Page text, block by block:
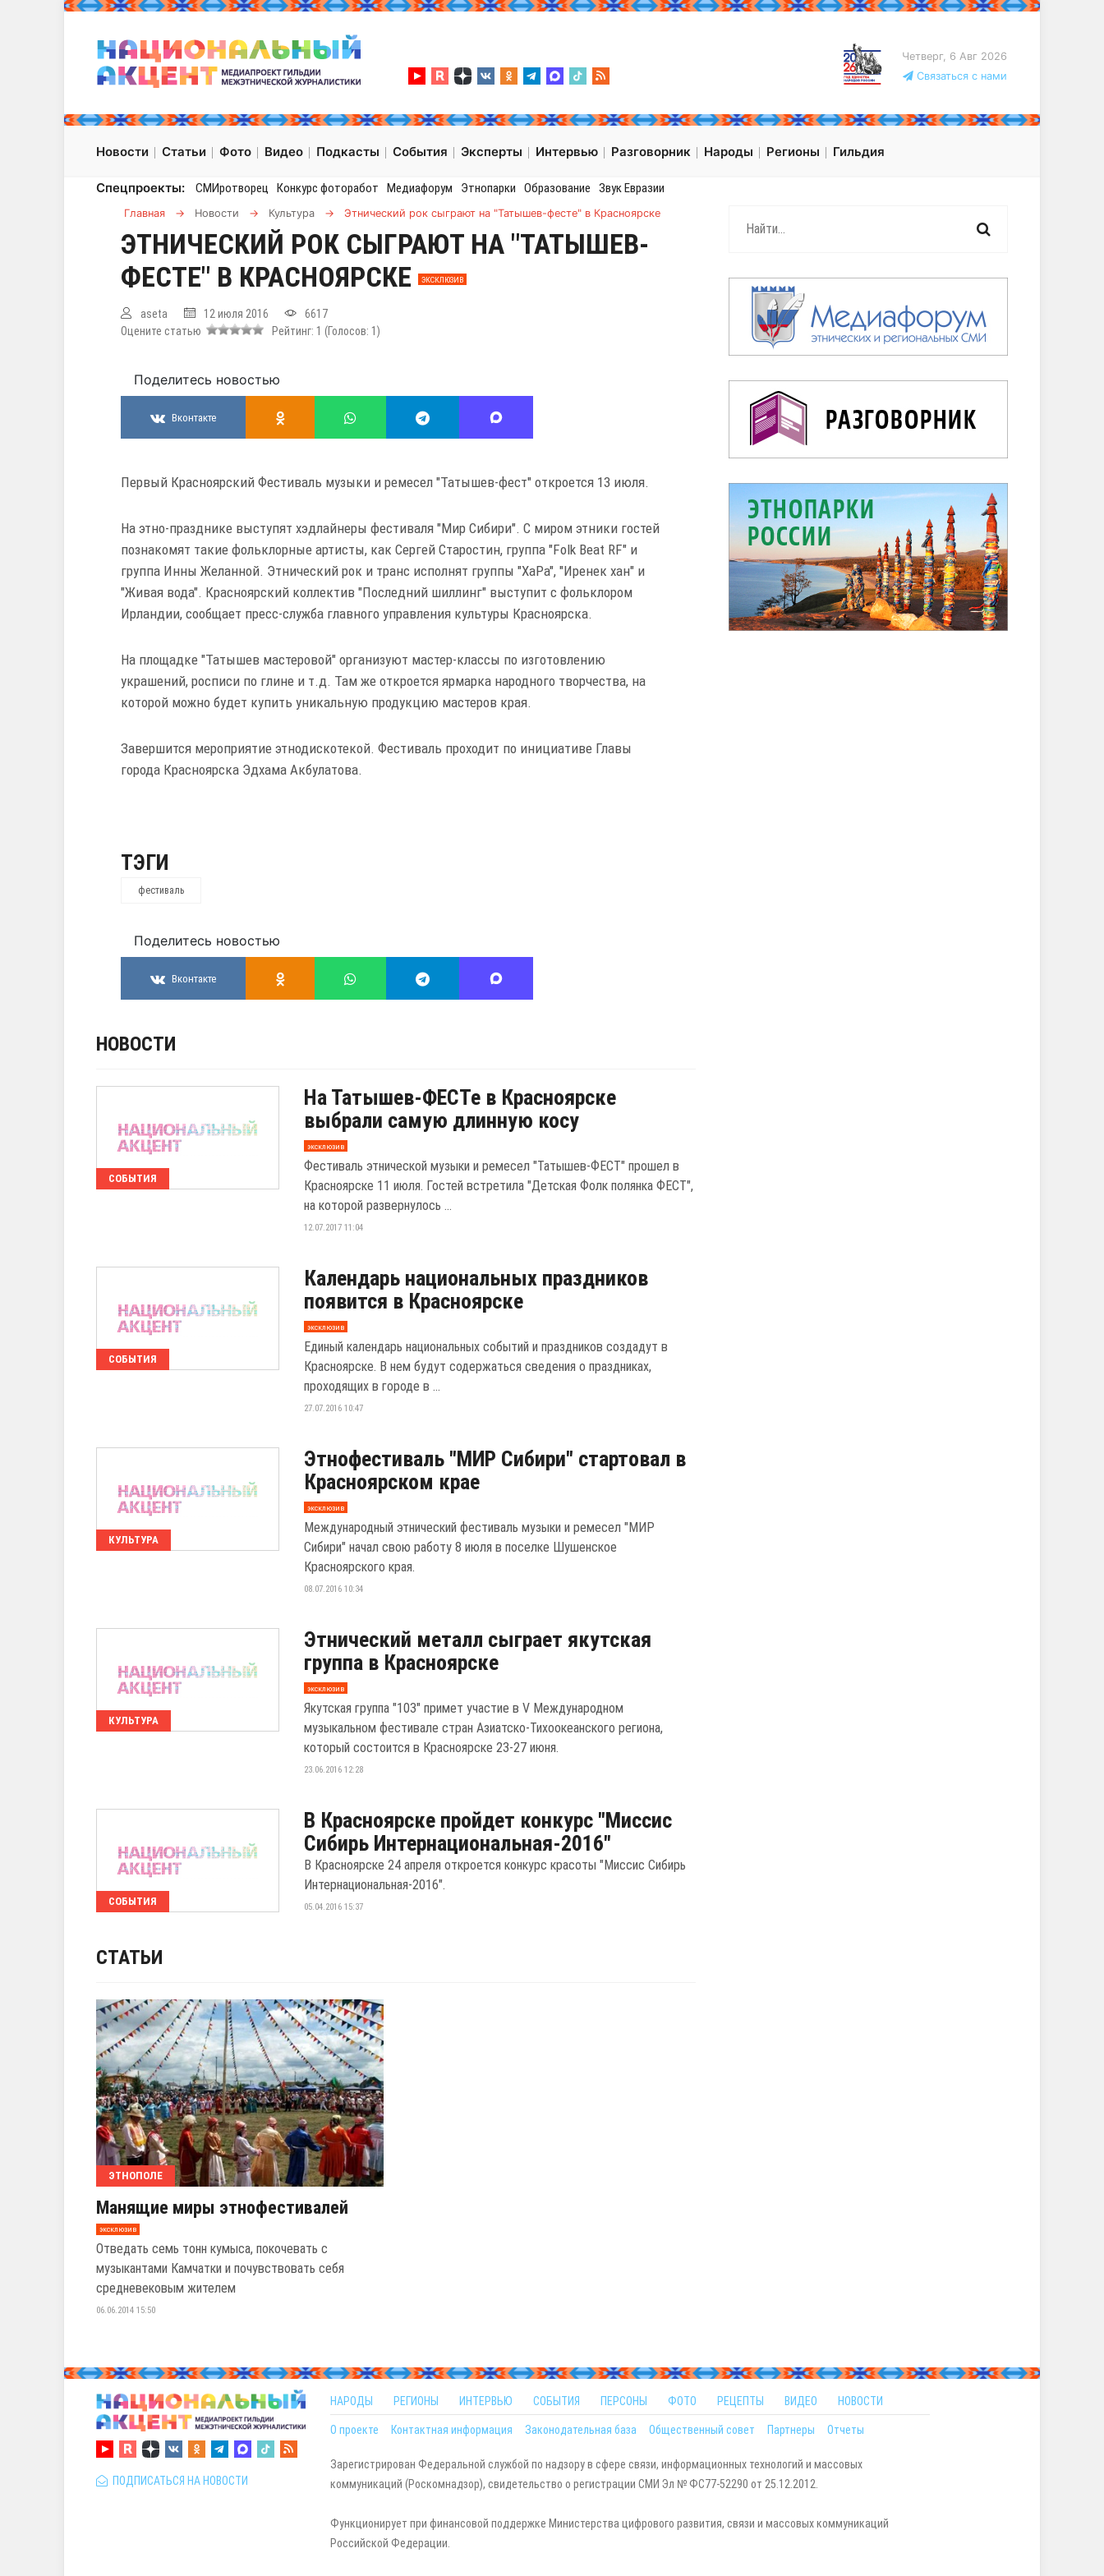
Четверг, 6 Авг 2026
Связаться с нами
Новости Статьи Фото Видео Подкасты События Эксперты Интервью Разговорник Народы Регионы Гильдия
Спецпроекты: СМИротворец Конкурс фоторабот Медиафорум Этнопарки Образование Звук Евразии
Главная → Новости → Культура → Этнический рок сыграют на "Татышев-фесте" в Красноярске
ЭТНИЧЕСКИЙ РОК СЫГРАЮТ НА "ТАТЫШЕВ-
ФЕСТЕ" В КРАСНОЯРСКЕ
ЭКСКЛЮЗИВ
aseta 12 июля 2016
6617
Оцените статью
Рейтинг: 1 (Голосов: 1 )
Поделитесь новостью
Вконтакте
Первый Красноярский Фестиваль музыки и ремесел "Татышев-фест" откроется 13 июля.
На этно-празднике выступят хэдлайнеры фестиваля "Мир Сибири". С миром этники гостей
познакомят такие фольклорные артисты, как Сергей Старостин, группа "Folk Beat RF" и
группа Инны Желанной. Этнический рок и транс исполнят группы "ХаРа", "Иренек хан" и
"Живая вода". Красноярский коллектив "Последний шиллинг" выступит с фольклором
Ирландии, сообщает пресс-служба главного управления культуры Красноярска.
На площадке "Татышев мастеровой" организуют мастер-классы по изготовлению
украшений, росписи по глине и т.д. Там же откроется ярмарка народного творчества, на
которой можно будет купить уникальную продукцию мастеров края.
Завершится мероприятие этнодискотекой. Фестиваль проходит по инициативе Главы
города Красноярска Эдхама Акбулатова.
ТЭГИ
фестиваль
Поделитесь новостью
Вконтакте
НОВОСТИ
СОБЫТИЯ
На Татышев-ФЕСТе в Красноярске
выбрали самую длинную косу
эксклюзив
Фестиваль этнической музыки и ремесел "Татышев-ФЕСТ" прошел в
Красноярске 11 июля. Гостей встретила "Детская Фолк полянка ФЕСТ",
на которой развернулось ...
12.07.2017 11:04
СОБЫТИЯ
Календарь национальных праздников
появится в Красноярске
эксклюзив
Единый календарь национальных событий и праздников создадут в
Красноярске. В нем будут содержаться сведения о праздниках,
проходящих в городе в ...
27.07.2016 10:47
КУЛЬТУРА
Этнофестиваль "МИР Сибири" стартовал в
Красноярском крае
эксклюзив
Международный этнический фестиваль музыки и ремесел "МИР
Сибири" начал свою работу 8 июля в поселке Шушенское
Красноярского края.
08.07.2016 10:34
КУЛЬТУРА
Этнический металл сыграет якутская
группа в Красноярске
эксклюзив
Якутская группа "103" примет участие в V Международном
музыкальном фестивале стран Азиатско-Тихоокеанского региона,
который состоится в Красноярске 23-27 июня.
23.06.2016 12:28
СОБЫТИЯ
В Красноярске пройдет конкурс "Миссис
Сибирь Интернациональная-2016"
В Красноярске 24 апреля откроется конкурс красоты "Миссис Сибирь
Интернациональная-2016".
05.04.2016 15:37
СТАТЬИ
ЭТНОПОЛЕ
Манящие миры этнофестивалей
эксклюзив
Отведать семь тонн кумыса, покочевать с
музыкантами Камчатки и почувствовать себя
средневековым жителем
06.06.2014 15:50
ПОДПИСАТЬСЯ НА НОВОСТИ
НАРОДЫ РЕГИОНЫ ИНТЕРВЬЮ СОБЫТИЯ ПЕРСОНЫ ФОТО РЕЦЕПТЫ ВИДЕО НОВОСТИ
О проекте Контактная информация Законодательная база Общественный совет Партнеры Отчеты
Зарегистрирован Федеральной службой по надзору в сфере связи, информационных технологий и массовых
коммуникаций (Роскомнадзор), свидетельство о регистрации СМИ Эл № ФС77-52290 от 25.12.2012.
Функционирует при финансовой поддержке Министерства цифрового развития, связи и массовых коммуникаций
Российской Федерации.